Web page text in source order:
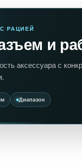
РАЦИЕЙ
и
аксессуара с
Диапазон